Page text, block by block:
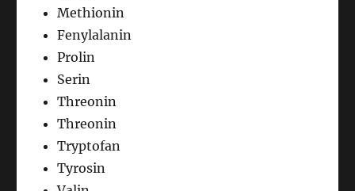
Methionin
Fenylalanin
Prolin
Serin
Threonin
Threonin
Tryptofan
Tyrosin